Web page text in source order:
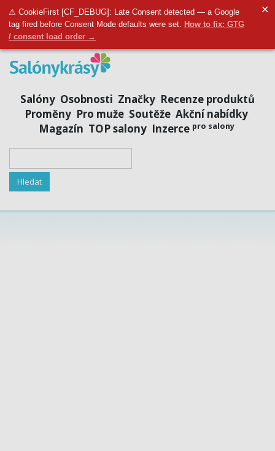
⚠ CookieFirst [CF_DEBUG]: Late Consent detected — a Google
tag fired before Consent Mode defaults were set. How to fix: GTG
/ consent load order →
✕
Přidat salon | Přihlásit se | Registrovat se
Salóny Osobnosti Značky Recenze produktů
Proměny Pro muže Soutěže Akční nabídky
Magazín TOP salony Inzerce pro salony